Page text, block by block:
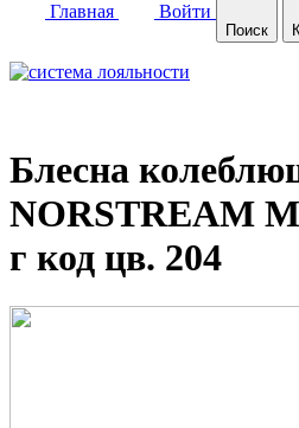
Главная Войти
Поиск
Блесна
NORSTREAM
г код цв. 204